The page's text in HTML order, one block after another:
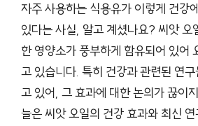
자주 사용하는 식용유가 이렇게 건강
있다는 사실, 알고 계셨나요? 씨앗 오
한 영양소가 풍부하게 함유되어 있어
고 있습니다. 특히 건강과 관련된 연
고 있어, 그 효과에 대한 논의가 끊이
늘은 씨앗 오일의 건강 효과와 최신